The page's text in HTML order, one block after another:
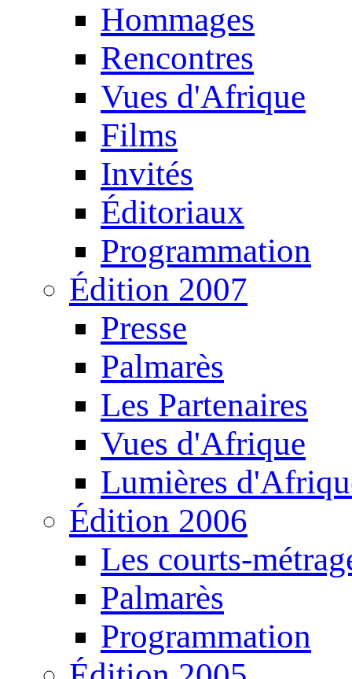
Hommages
Rencontres
Vues d'Afrique
Films
Invités
Éditoriaux
Programmation
Édition 2007
Presse
Palmarès
Les Partenaires
Vues d'Afrique
Lumières
Édition 2006
Les courts-
Palmarès
Programmation